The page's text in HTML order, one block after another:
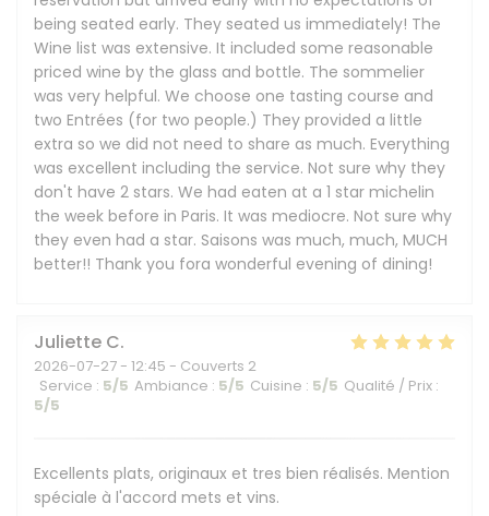
being seated early. They seated us immediately! The
Wine list was extensive. It included some reasonable
priced wine by the glass and bottle. The sommelier
was very helpful. We choose one tasting course and
two Entrées (for two people.) They provided a little
extra so we did not need to share as much. Everything
was excellent including the service. Not sure why they
don't have 2 stars. We had eaten at a 1 star michelin
the week before in Paris. It was mediocre. Not sure why
they even had a star. Saisons was much, much, MUCH
better!! Thank you fora wonderful evening of dining!
Juliette C
2026-07-27 - 12:45 - Couverts 2
Service : 5/5 Ambiance : 5/5 Cuisine : 5/5 Qualité / Prix :
5/5
Excellents plats, originaux et tres bien réalisés. Mention
spéciale à l'accord mets et vins.